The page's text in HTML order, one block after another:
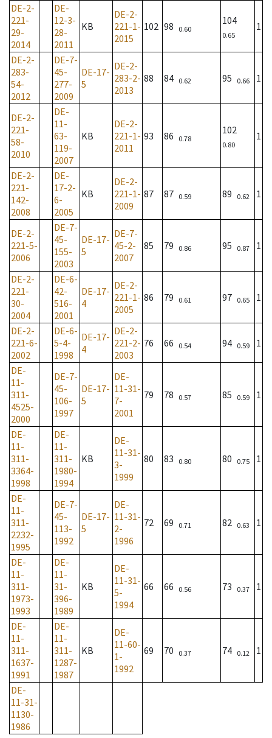
DE-2-
221-
29-
2014
DE-
12-3-
28-
2011
KB
DE-2-
221-1-
2015
102 98 0.60
104
0.65
1
DE-2-
283-
54-
2012
DE-7-
45-
277-
2009
DE-17-
5
DE-2-
283-2-
2013
88 84 0.62 95 0.66 1
DE-2-
221-
58-
2010
DE-
11-
63-
119-
2007
KB
DE-2-
221-1-
2011
93 86 0.78
102
0.80
1
DE-2-
221-
142-
2008
DE-
17-2-
6-
2005
KB
DE-2-
221-1-
2009
87 87 0.59 89 0.62 1
DE-2-
221-5-
2006
DE-7-
45-
155-
2003
DE-17-
5
DE-7-
45-2-
2007
85 79 0.86 95 0.87 1
DE-2-
221-
30-
2004
DE-6-
42-
516-
2001
DE-17-
4
DE-2-
221-1-
2005
86 79 0.61 97 0.65 1
DE-2-
221-6-
2002
DE-6-
5-4-
1998
DE-17-
4
DE-2-
221-2-
2003
76 66 0.54 94 0.59 1
DE-
11-
311-
4525-
2000
DE-7-
45-
106-
1997
DE-17-
5
DE-
11-31-
7-
2001
79 78 0.57 85 0.59 1
DE-
11-
311-
3364-
1998
DE-
11-
311-
1980-
1994
KB
DE-
11-31-
3-
1999
80 83 0.80 80 0.75 1
DE-
11-
311-
2232-
1995
DE-7-
45-
113-
1992
DE-17-
5
DE-
11-31-
2-
1996
72 69 0.71 82 0.63 1
DE-
11-
311-
1973-
1993
DE-
11-
31-
396-
1989
KB
DE-
11-31-
5-
1994
66 66 0.56 73 0.37 1
DE-
11-
311-
1637-
1991
DE-
11-
311-
1287-
1987
KB
DE-
11-60-
1-
1992
69 70 0.37 74 0.12 1
DE-
11-31-
1130-
1986